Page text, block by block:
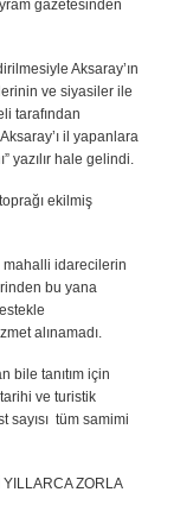
gazetesinden
Aksaray’ın
ve siyasiler ile
tarafından
il yapanlara
yazılır hale gelindi.
ekilmiş
idarecilerin
bu yana
alınamadı.
bile tanıtım için
tarihi ve turistik
sayısı tüm samimi
ZORLA